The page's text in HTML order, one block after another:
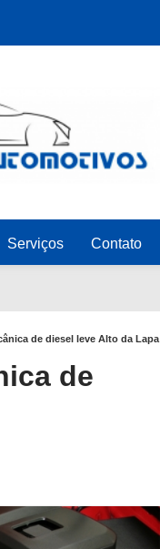
Serviços Contato
de diesel leve Alto da Lapa
de